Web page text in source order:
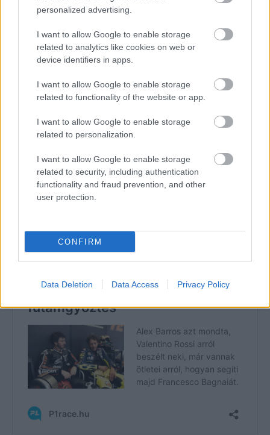
personalized advertising.
I want to allow Google to enable storage
related to analytics like cookies on web or
device identifiers in apps.
I want to allow Google to enable storage
related to functionality of the website or app.
I want to allow Google to enable storage
related to personalization.
I want to allow Google to enable storage
related to security, including authentication
functionality and fraud prevention, and other
user protection.
CONFIRM
Data Deletion Data Access Privacy Policy
egyik legjobban viselkedő versenyző a paddockban, ő az
motorost. – De az emberek tudat alatt ezt is figyelembe
veszik, és aztán elgondolkoznak azon, hogy talán
valójában nem is olyan jó, és csak a motorja miatt nyer
ilyen gyakran. Pedig Pecco már teljes mértékben
egyenrangú a legnagyobbakkal.”
A korábban szintén a királykategóriában vitézkedő Alex
neki, már vannak ötletei arról, hogyan segíti majd jövőre a
VR46 Akadémiához tartozó Bagnaiát a Márquez elleni
küzdelemben. Ám Hofmann szerint a Doktor már most is